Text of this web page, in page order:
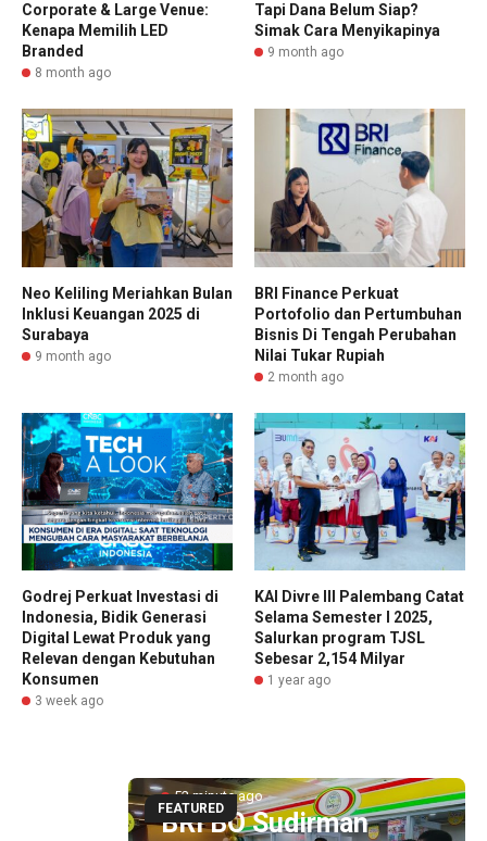
Corporate & Large Venue:
Kenapa Memilih LED
Branded
8 month ago
Tapi Dana Belum Siap?
Simak Cara Menyikapinya
9 month ago
Neo Keliling Meriahkan Bulan
Inklusi Keuangan 2025 di
Surabaya
9 month ago
BRI Finance Perkuat
Portofolio dan Pertumbuhan
Bisnis Di Tengah Perubahan
Nilai Tukar Rupiah
2 month ago
Godrej Perkuat Investasi di
Indonesia, Bidik Generasi
Digital Lewat Produk yang
Relevan dengan Kebutuhan
Konsumen
3 week ago
KAI Divre III Palembang Catat
Selama Semester I 2025,
Salurkan program TJSL
Sebesar 2,154 Milyar
1 year ago
FEATURED
52 minute ago
BRI BO Sudirman